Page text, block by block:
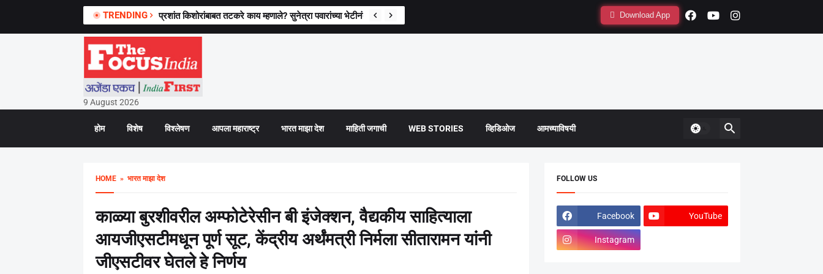
TRENDING प्रशांत किशोरांबाबत तटकरे काय म्हणाले? सुनेत्रा पवारांच्या भेटीनंतर पहिली प्रतिक्रिया Download App
9 August 2026
होम विशेष विश्लेषण आपला महाराष्ट्र भारत माझा देश माहिती जगाची WEB STORIES व्हिडिओज आमच्याविषयी
HOME» भारत माझा देश
काळ्या बुरशीवरील अम्फोटेरेसीन बी इंजेक्शन, वैद्यकीय साहित्याला
आयजीएसटीमधून पूर्ण सूट, केंद्रीय अर्थंमत्री निर्मला सीतारामन यांनी
जीएसटीवर घेतले हे निर्णय
FOLLOW US
Facebook YouTube
Instagram